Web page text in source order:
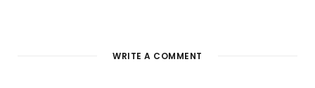
WRITE A COMMENT